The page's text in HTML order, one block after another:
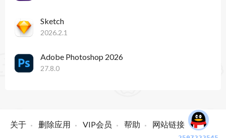
Sketch
2026.2.1
Adobe Photoshop 2026
27.8.0
关于 删除应用 VIP会员 帮助 网站链接